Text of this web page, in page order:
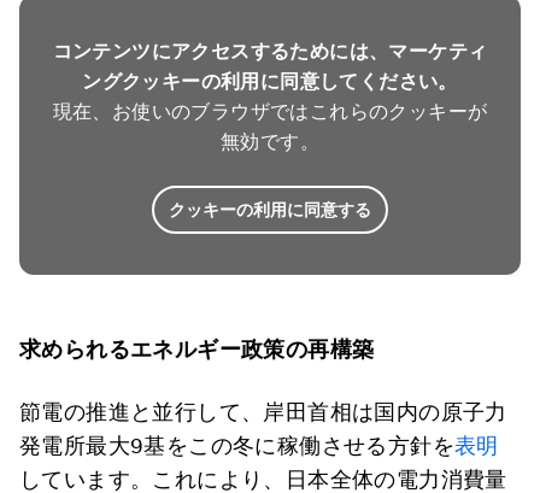
コンテンツにアクセスするためには、マーケティ
ングクッキーの利用に同意してください。
現在、お使いのブラウザではこれらのクッキーが
無効です。
クッキーの利用に同意する
求められるエネルギー政策の再構築
節電の推進と並行して、岸田首相は国内の原子力
発電所最大9基をこの冬に稼働させる方針を表明
しています。これにより、日本全体の電力消費量